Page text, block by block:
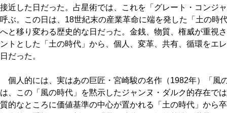
接近した日だった。占星術では、これを「グレート・コンジ
呼ぶ。この日は、18世紀末の産業革命に端を発した「土の時
へと移り変わる歴史的な日だった。金銭、物質、権威が重視
ントとした「土の時代」から、個人、変革、共有、循環をエ
日だった。
個人的には、実はあの巨匠・宮崎駿の名作（1982年）「風
は、この「風の時代」を黙示したジャンヌ・ダルク的存在で
質的なところに価値基準の中心が置かれる「土の時代」から